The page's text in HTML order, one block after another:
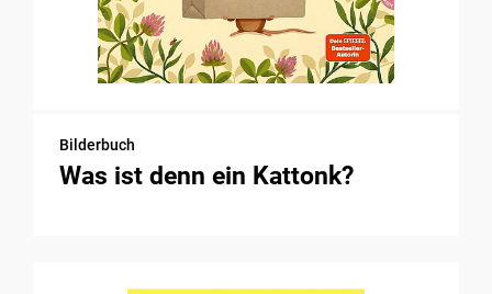
Bilderbuch
Was ist denn ein Kattonk?